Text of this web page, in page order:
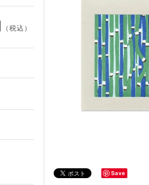
（税込）
Save